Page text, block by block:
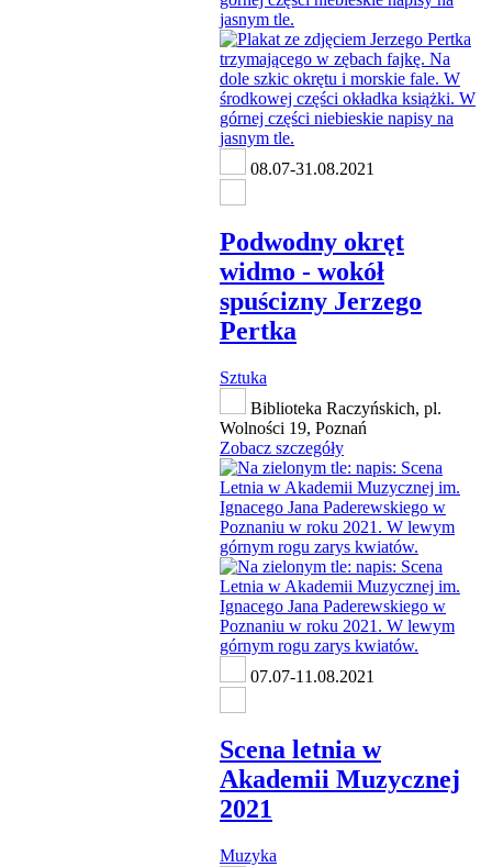
08.07-31.08.2021
Podwodny okręt
widmo - wokół
spuścizny Jerzego
Pertka
Sztuka
Biblioteka Raczyńskich, pl.
Wolności 19, Poznań
Zobacz szczegóły
07.07-11.08.2021
Scena letnia w
Akademii Muzycznej
2021
Muzyka